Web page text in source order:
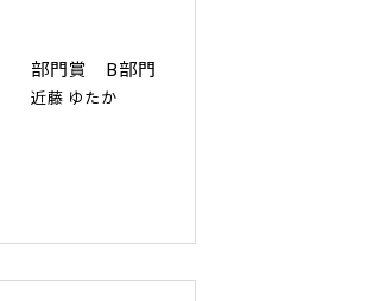
部門賞 B部門
近藤 ゆたか